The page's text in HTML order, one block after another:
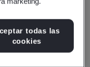
todas las
cookies